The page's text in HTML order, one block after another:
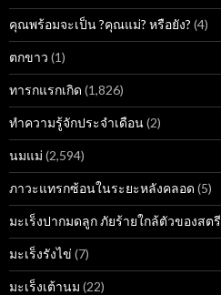
คุณพร้อมจะเป็น ?คุณแม่? หรือยัง? (4)
ตกขาว (1)
ทารกแรกเกิด (1,826)
ทำความรู้จักประจำเดือน(2)
นมแม่ (2,594)
ภาวะแทรกซ้อนในระยะหลังคลอด (5)
มะเร็งปากมดลูก ภัยร้ายใกล้ตัวของสตรี
มะเร็งรังไข่ (7)
มะเร็งเต้านม (22)